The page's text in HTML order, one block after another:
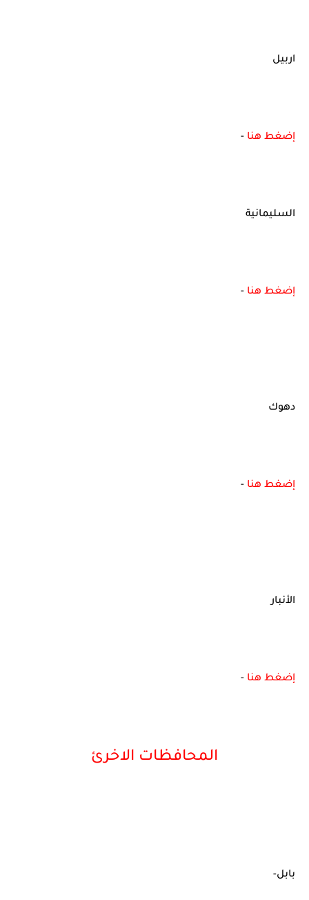
اربيل
إضغط هنا -
السليمانية
إضغط هنا -
دهوك
إضغط هنا -
الأنبار
إضغط هنا -
المحافظات الاخرئ
بابل-